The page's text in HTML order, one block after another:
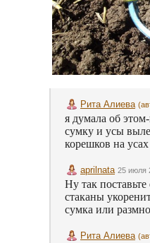
Рита Алиева
я думала об
сумку и усы
корешков на
aprilnata 25 июля
Ну так
стаканы
сумка или
Рита Алиева